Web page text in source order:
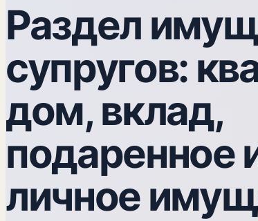
Раздел
супругов:
дом, вклад,
подаренное
личное